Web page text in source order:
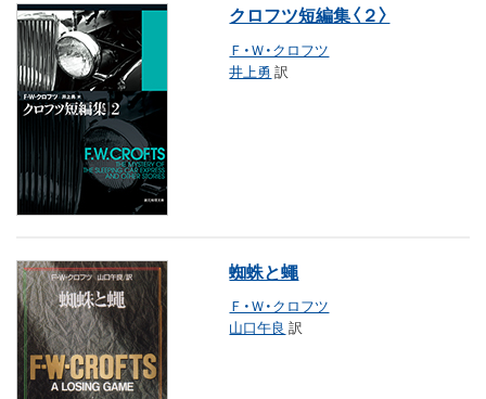
クロフツ短編集〈２〉
Ｆ・Ｗ・クロフツ
井上勇 訳
蜘蛛と蠅
Ｆ・Ｗ・クロフツ
山口午良 訳